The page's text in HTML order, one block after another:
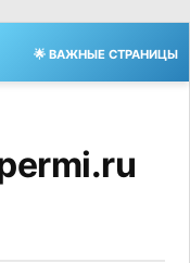
🌟 ВАЖНЫЕ СТРАНИЦЫ